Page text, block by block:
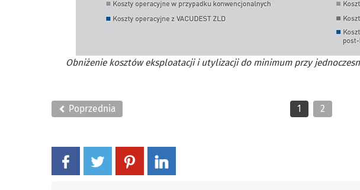
Obniżenie kosztów eksploatacji i utylizacji do minimum przy
Poprzednia 1 2